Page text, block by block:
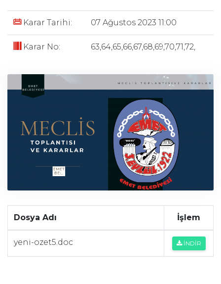
Karar Tarihi: 07 Ağustos 2023 11:00
Karar No: 63,64,65,66,67,68,69,70,71,72,
Dosya Adı İşlem
yeni-ozet5.doc İNDİR